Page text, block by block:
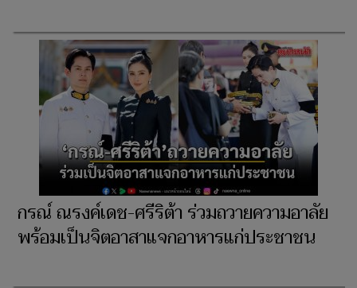
กรณ์ ณรงค์เดช-ศรีริต้า ร่วมถวายความอาลัย
พร้อมเป็นจิตอาสาแจกอาหารแก่ประชาชน